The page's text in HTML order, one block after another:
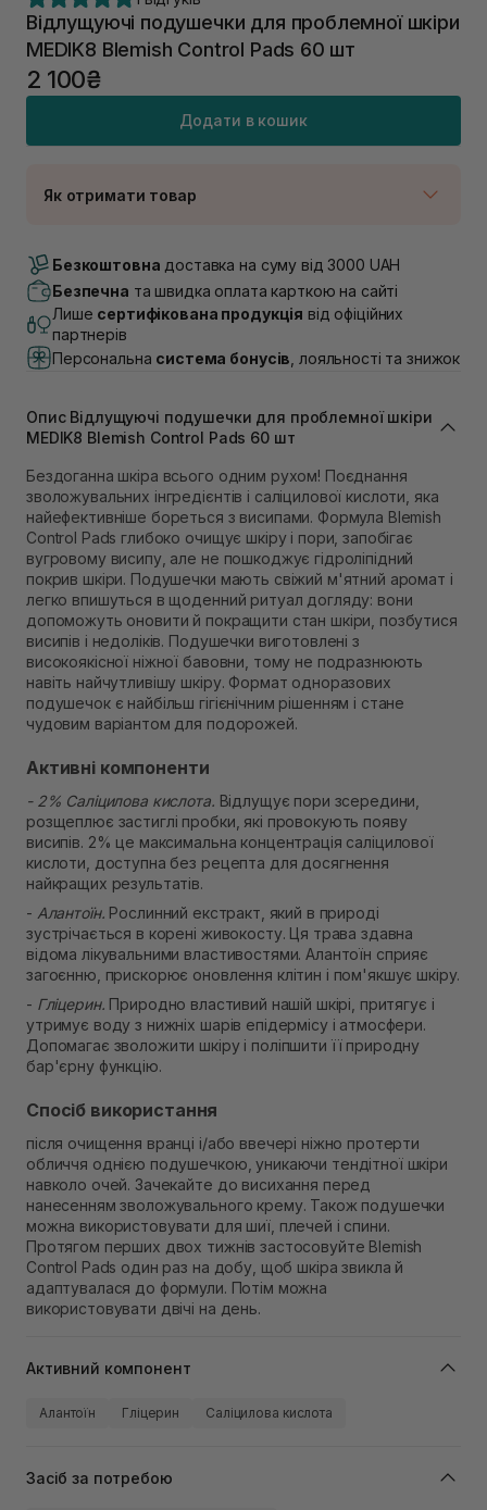
Відлущуючі подушечки для проблемної шкіри
MEDIK8 Blemish Control Pads 60 шт
2 100₴
Додати в кошик
Як отримати товар
В наявності
Самовивіз м. Луцьк, вул. Винниченка 4
В наявності
Самовивіз м. Львів, вул. Академіка Підстригача, 1В
(Duck’s Lake)
В наявності
В наявності
Самовивіз м. Львів, вул. Степана Бандери 45
Самовивіз м. Рівне, вул. 16-го Липня, 15
В наявності
Самовивіз м. Рівне, вул. Кулика і Гудачека 23 (ТЦ
Екватор)
В наявності
Безкоштовна доставка на суму від 3000 UAH
Безпечна та швидка оплата карткою на сайті
Лише сертифікована продукція від офіційних
партнерів
Персональна система бонусів , лояльності та знижок
Опис Відлущуючі подушечки для проблемної шкіри
MEDIK8 Blemish Control Pads 60 шт
Бездоганна шкіра всього одним рухом! Поєднання
зволожувальних інгредієнтів і саліцилової кислоти, яка
найефективніше бореться з висипами. Формула Blemish
Control Pads глибоко очищує шкіру і пори, запобігає
вугровому висипу, але не пошкоджує гідроліпідний
покрив шкіри. Подушечки мають свіжий м'ятний аромат і
легко впишуться в щоденний ритуал догляду: вони
допоможуть оновити й покращити стан шкіри, позбутися
висипів і недоліків. Подушечки виготовлені з
високоякісної ніжної бавовни, тому не подразнюють
навіть найчутливішу шкіру. Формат одноразових
подушечок є найбільш гігієнічним рішенням і стане
чудовим варіантом для подорожей.
Активні компоненти
- 2% Саліцилова кислота. Відлущує пори зсередини,
розщеплює застиглі пробки, які провокують появу
висипів. 2% це максимальна концентрація саліцилової
кислоти, доступна без рецепта для досягнення
найкращих результатів.
- Алантоїн. Рослинний екстракт, який в природі
зустрічається в корені живокосту. Ця трава здавна
відома лікувальними властивостями. Алантоїн сприяє
загоєнню, прискорює оновлення клітин і пом'якшує шкіру.
- Гліцерин. Природно властивий нашій шкірі, притягує і
утримує воду з нижніх шарів епідермісу і атмосфери.
Допомагає зволожити шкіру і поліпшити її природну
бар'єрну функцію.
Спосіб використання
після очищення вранці і/або ввечері ніжно протерти
обличчя однією подушечкою, уникаючи тендітної шкіри
навколо очей. Зачекайте до висихання перед
нанесенням зволожувального крему. Також подушечки
можна використовувати для шиї, плечей і спини.
Протягом перших двох тижнів застосовуйте Blemish
Control Pads один раз на добу, щоб шкіра звикла й
адаптувалася до формули. Потім можна
використовувати двічі на день.
Активний компонент
Алантоїн Гліцерин Саліцилова кислота
Засіб за потребою